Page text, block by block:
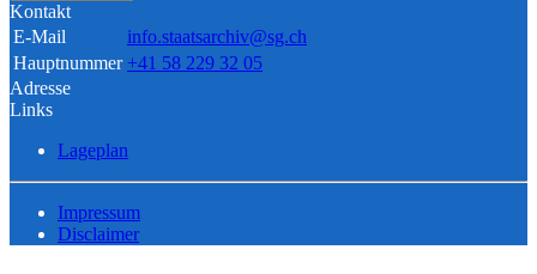
Kontakt
E-Mail
info.staatsarchiv@sg.ch
Hauptnummer +41 58 229 32 05
Adresse
Links
Lageplan
Impressum
Disclaimer